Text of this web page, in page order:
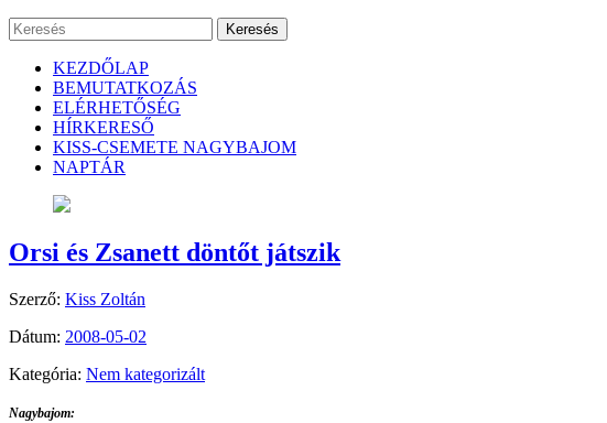
Keresés
KEZDŐLAP
BEMUTATKOZÁS
ELÉRHETŐSÉG
HÍRKERESŐ
KISS-CSEMETE NAGYBAJOM
NAPTÁR
Orsi és Zsanett döntőt játszik
Szerző: Kiss Zoltán
Dátum: 2008-05-02
Kategória: Nem kategorizált
Nagybajom: